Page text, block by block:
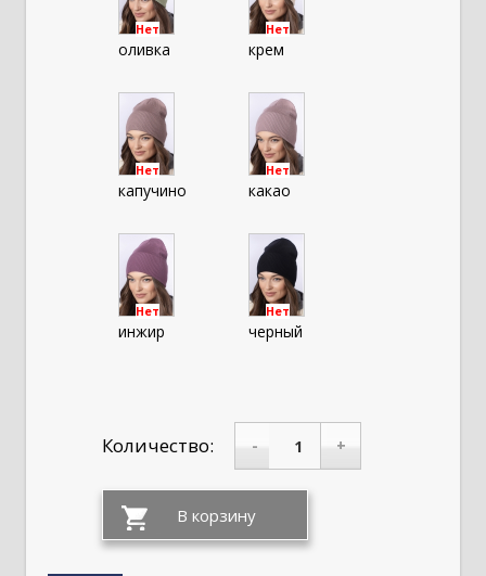
Нет
оливка
Нет
крем
Нет
капучино
Нет
какао
Нет
инжир
Нет
черный
Количество: - +